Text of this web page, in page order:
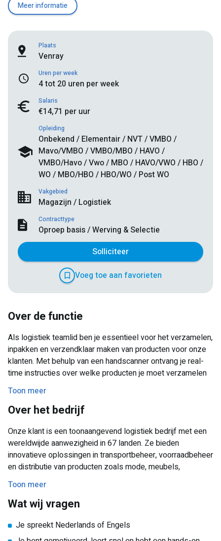
Meer informatie
Plaats
Venray
Uren per week
4 tot 20 uren per week
Salaris
€14,71 per uur
Opleiding
Onbekend / Elementair / NVT / VMBO /
Mavo/VMBO / VMBO/MBO / HAVO /
VMBO/Havo / Vwo / MBO / HAVO/VWO / HBO /
WO / MBO/HBO / HBO/WO / Post WO
Vakgebied
Magazijn / Logistiek
Contracttype
Oproep basis / Werving & Selectie
Solliciteer
Voeg toe aan favorieten
Over de functie
Als logistiek teamlid ben je essentieel voor het verzamelen,
inpakken en verzendklaar maken van producten voor onze
klanten. Met behulp van een handscanner ontvang je real-
time instructies over welke producten je moet verzamelen
en waar je ze in het magazijn kunt vinden. Je werkt nauw
samen met je team om alles soepel te laten verlopen en
ervoor te zorgen dat de bestellingen op tijd worden
Toon meer
Over het bedrijf
Onze klant is een toonaangevend logistiek bedrijf met een
wereldwijde aanwezigheid in 67 landen. Ze bieden
innovatieve oplossingen in transportbeheer, voorraadbeheer
en distributie van producten zoals mode, meubels,
speelgoed en meer. Met meer dan 30.000 medewerkers
wereldwijd maak je deel uit van een internationaal team dat
ervoor zorgt dat alles soepel verloopt.
Toon meer
Wat wij vragen
Je spreekt Nederlands of Engels